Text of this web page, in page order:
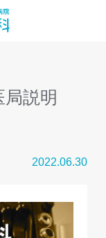
局説明
2022.06.30